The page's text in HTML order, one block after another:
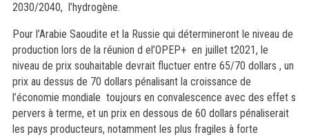
2030/2040, l’hydrogène.
Pour l’Arabie Saoudite et la Russie qui détermineront le niveau de
production lors de la réunion d el’OPEP+ en juillet t2021, le
niveau de prix souhaitable devrait fluctuer entre 65/70 dollars , un
prix au dessus de 70 dollars pénalisant la croissance de
l’économie mondiale toujours en convalescence avec des effet s
pervers à terme, et un prix en dessous de 60 dollars pénaliserait
les pays producteurs, notamment les plus fragiles à forte